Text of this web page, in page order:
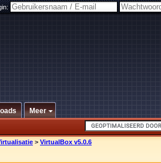
Meer
> VirtualBox v5.0.6